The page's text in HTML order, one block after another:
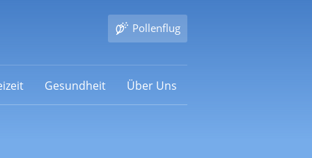
Pollenflug
Gesundheit Über Uns